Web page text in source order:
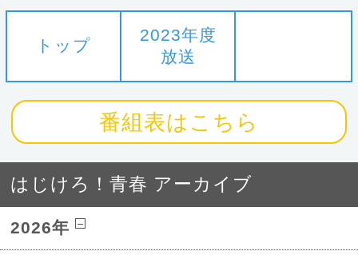
トップ
2023年度
放送
番組表はこちら
はじけろ！青春 アーカイブ
2026年